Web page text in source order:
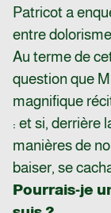
Patricot a
entre
Au terme de
question que
magnifique
: et si, derrière
manières de
baiser, se
Pourrais-je